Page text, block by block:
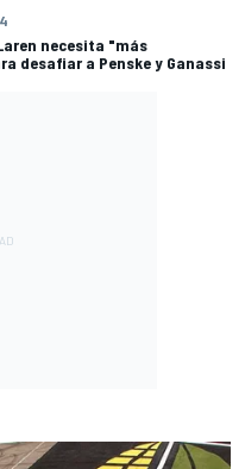
necesita "más
desafiar a Penske y Ganassi